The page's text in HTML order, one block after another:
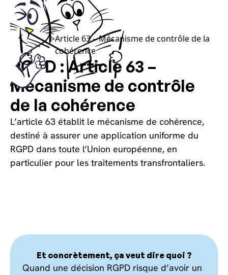
Choisissez vos cookies, sans les calories !
Article
RGPD
>Article 63 – Mécanisme de contrôle de la
cohérence
RGPD : Article 63 –
Mécanisme de contrôle
de la cohérence
L’article 63 établit le mécanisme de cohérence,
destiné à assurer une application uniforme du
RGPD dans toute l’Union européenne, en
particulier pour les traitements transfrontaliers.
Et concrètement, ça veut dire quoi ?
Quand une décision RGPD risque d’avoir un